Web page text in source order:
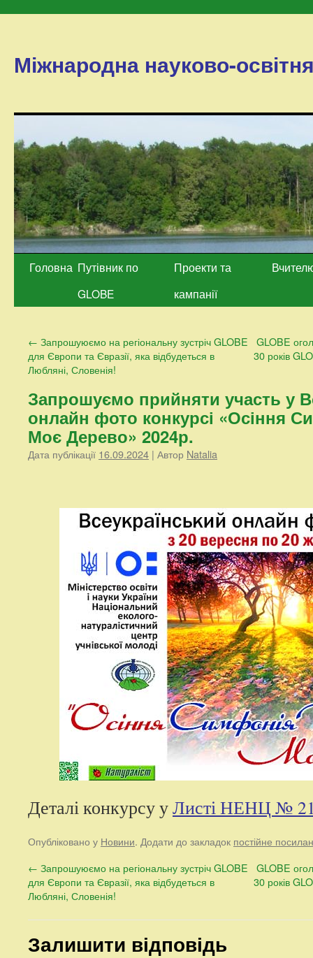
Міжнародна науково-
Перейти
Головна Путівник по
GLOBE
Проекти та
кампанії
← Запрошуюємо на регіональну зустріч GLOBE
для Європи та Євразії, яка відбудеться в
Любляні, Словенія!
GLOBE
30 років
Запрошуємо прийняти участь у
онлайн фото конкурсі «Осіння
Моє Дерево» 2024р.
Дата публікації 16.09.2024 | Автор Natalia
Деталі конкурсу уЛисті НЕНЦ №
Опубліковано у Новини. Додати до закладок постійне
← Запрошуюємо на регіональну зустріч GLOBE
для Європи та Євразії, яка відбудеться в
Любляні, Словенія!
GLOBE
30 років
Залишити відповідь